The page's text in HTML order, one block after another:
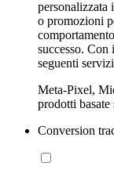
personalizzata
o promozioni
successo. Con
seguenti
Meta-Pixel,
prodotti
Conversion